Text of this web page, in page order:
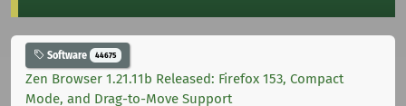
Software 44675
Zen Browser 1.21.11b Released: Firefox 153, Compact
Mode, and Drag-to-Move Support